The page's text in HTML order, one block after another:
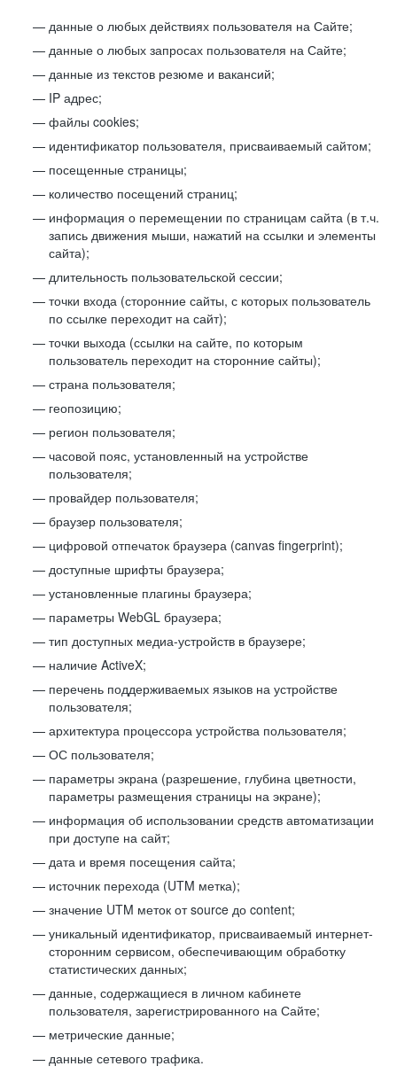
данные о любых действиях пользователя на Сайте;
данные о любых запросах пользователя на Сайте;
данные из текстов резюме и вакансий;
IP адрес;
файлы cookies;
идентификатор пользователя, присваиваемый сайтом;
посещенные страницы;
количество посещений страниц;
информация о перемещении по страницам сайта (в т.ч.
запись движения мыши, нажатий на ссылки и элементы
сайта);
длительность пользовательской сессии;
точки входа (сторонние сайты, с которых пользователь
по ссылке переходит на сайт);
точки выхода (ссылки на сайте, по которым
пользователь переходит на сторонние сайты);
страна пользователя;
геопозицию;
регион пользователя;
часовой пояс, установленный на устройстве
пользователя;
провайдер пользователя;
браузер пользователя;
цифровой отпечаток браузера (canvas fingerprint);
доступные шрифты браузера;
установленные плагины браузера;
параметры WebGL браузера;
тип доступных медиа-устройств в браузере;
наличие ActiveX;
перечень поддерживаемых языков на устройстве
пользователя;
архитектура процессора устройства пользователя;
ОС пользователя;
параметры экрана (разрешение, глубина цветности,
параметры размещения страницы на экране);
информация об использовании средств автоматизации
при доступе на сайт;
дата и время посещения сайта;
источник перехода (UTM метка);
значение UTM меток от source до content;
уникальный идентификатор, присваиваемый интернет-
сторонним сервисом, обеспечивающим обработку
статистических данных;
данные, содержащиеся в личном кабинете
пользователя, зарегистрированного на Сайте;
метрические данные;
данные сетевого трафика.